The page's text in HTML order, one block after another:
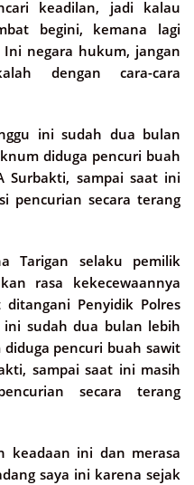
keadilan, jadi kalau
begini, kemana lagi
negara hukum, jangan
dengan cara-cara
ini sudah dua bulan
diduga pencuri buah
Surbakti, sampai saat ini
pencurian secara terang
Tarigan selaku pemilik
rasa kekecewaannya
Penyidik Polres
ini sudah dua bulan lebih
pencuri buah sawit
sampai saat ini masih
secara terang
keadaan ini dan merasa
saya ini karena sejak